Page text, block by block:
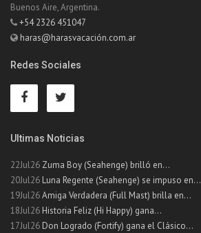
Buenos Aire, Argentina.
+54 2326 451047
haras@harasvacación.com.ar
Redes Sociales
Ultimas Noticias
22Jul26 Zuma Boy (Seahenge) brilló en...
20Jul26 Luna Regente (Seahenge) se impuso en...
19Jul26Amiga Verdadera (Full Mast) brilla en...
18Jul26 Historia Feliz (Hi Happy) gana...
17Jul26 Don Logrado (Fortify) gana el Clásico...